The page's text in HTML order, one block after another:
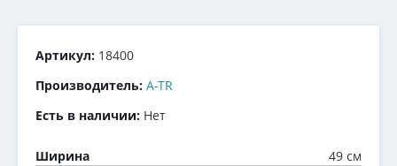
Артикул: 18400
Производитель: A-TR
Есть в наличии: Нет
Ширина
49 см